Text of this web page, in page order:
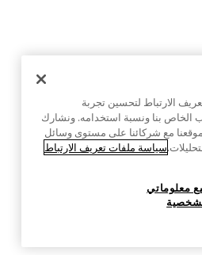
الارتباط لتحسين تجربة
الخاص بنا ونسبة استخدامه. ونشارك
مع شركائنا على مستوى وسائل
سياسة ملفات تعريف الارتباط
معلوماتي